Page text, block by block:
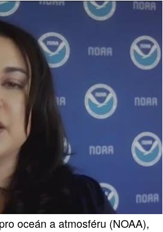
oceán a atmosféru (NOAA),